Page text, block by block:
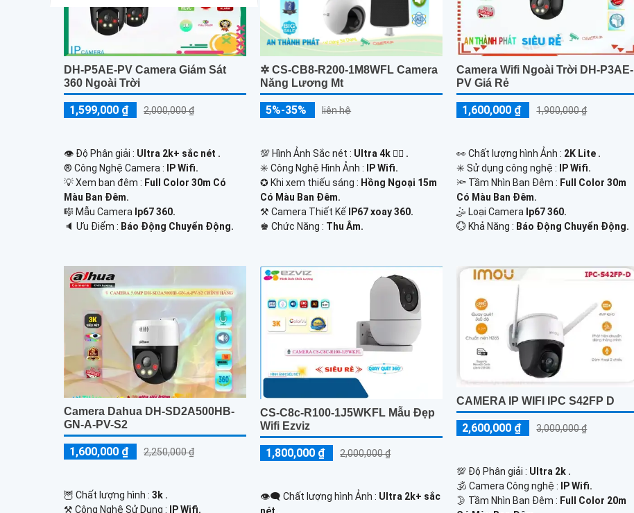
DH-P5AE-PV Camera Giám Sát
360 Ngoài Trời
1,599,000 ₫ 2,000,000 ₫
👁 Độ Phân giải : Ultra 2k+ sắc nét .
®️ Công Nghệ Camera :
IP Wifi.
💡 Xem ban đêm : Full Color 30m Có
Màu Ban Ðêm.
🎼️ Mẫu Camera Ip67 360.
️🔈 Ưu Điểm : Báo Động Chuyển Động.
✲ CS-CB8-R200-1M8WFL Camera
Năng Lương Mt
5%-35% liên hệ
💯 Hình Ảnh Sắc nét : Ultra 4k 👍🏾 .
✳️ Công Nghệ Hình Ảnh :
IP Wifi.
✪ Khi xem thiếu sáng : Hồng Ngoại 15m
Có Màu Ban Ðêm.
⚒ Camera Thiết Kế
IP67 xoay 360.
️♚ Chức Năng : Thu Âm.
Camera Wifi Ngoài Trời DH-P3AE-
PV Giá Rẻ
1,600,000 ₫ 1,900,000 ₫
️👀 Chất lượng hình Ảnh : 2K Lite .
✳️ Sử dụng công nghệ :
IP Wifi.
🔦 Tầm Nhìn Ban Đêm : Full Color 30m
Có Màu Ban Ðêm.
🤹 Loại Camera Ip67 360.
️💮 Khả Năng : Báo Động Chuyển Động.
Camera Dahua DH-SD2A500HB-
GN-A-PV-S2
1,600,000 ₫ 2,250,000 ₫
🦉 Chất lượng hình : 3k .
⚒ Công Nghệ Sử Dụng :
IP Wifi.
CS-C8c-R100-1J5WKFL Mẫu Đẹp
Wifi Ezviz
1,800,000 ₫ 2,000,000 ₫
👁️‍🗨 Chất lượng hình Ảnh : Ultra 2k+ sắc
nét .
CAMERA IP WIFI IPC S42FP D
2,600,000 ₫ 3,000,000 ₫
💯 Độ Phân giải : Ultra 2k .
🕉️ Camera Công nghệ :
IP Wifi.
🌛 Tầm Nhìn Ban Đêm : Full Color 20m